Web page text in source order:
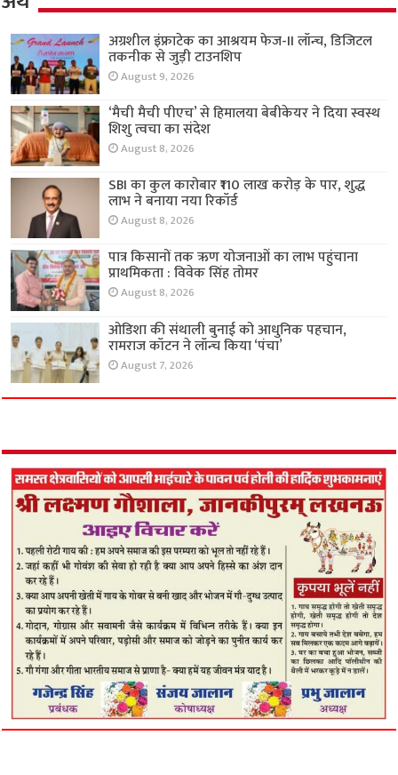
अग्रशील इंफ्राटेक का आश्रयम फेज-II लॉन्च, डिजिटल
तकनीक से जुड़ी टाउनशिप
August 9, 2026
‘मैची मैची पीएच’ से हिमालया बेबीकेयर ने दिया स्वस्थ
शिशु त्वचा का संदेश
August 8, 2026
SBI का कुल कारोबार ₹110 लाख करोड़ के पार, शुद्ध
लाभ ने बनाया नया रिकॉर्ड
August 8, 2026
पात्र किसानों तक ऋण योजनाओं का लाभ पहुंचाना
प्राथमिकता : विवेक सिंह तोमर
August 8, 2026
ओडिशा की संथाली बुनाई को आधुनिक पहचान,
रामराज कॉटन ने लॉन्च किया ‘पंचा’
August 7, 2026